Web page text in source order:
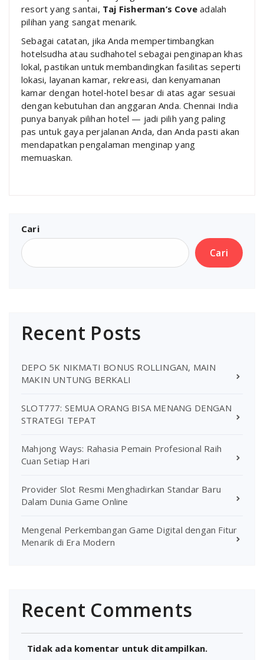
resort yang santai, Taj Fisherman’s Cove adalah
pilihan yang sangat menarik.
Sebagai catatan, jika Anda mempertimbangkan
hotelsudha atau sudhahotel sebagai penginapan khas
lokal, pastikan untuk membandingkan fasilitas seperti
lokasi, layanan kamar, rekreasi, dan kenyamanan
kamar dengan hotel‑hotel besar di atas agar sesuai
dengan kebutuhan dan anggaran Anda. Chennai India
punya banyak pilihan hotel — jadi pilih yang paling
pas untuk gaya perjalanan Anda, dan Anda pasti akan
mendapatkan pengalaman menginap yang
memuaskan.
Cari
Cari
Recent Posts
DEPO 5K NIKMATI BONUS ROLLINGAN, MAIN
MAKIN UNTUNG BERKALI
SLOT777: SEMUA ORANG BISA MENANG DENGAN
STRATEGI TEPAT
Mahjong Ways: Rahasia Pemain Profesional Raih
Cuan Setiap Hari
Provider Slot Resmi Menghadirkan Standar Baru
Dalam Dunia Game Online
Mengenal Perkembangan Game Digital dengan Fitur
Menarik di Era Modern
Recent Comments
Tidak ada komentar untuk ditampilkan.